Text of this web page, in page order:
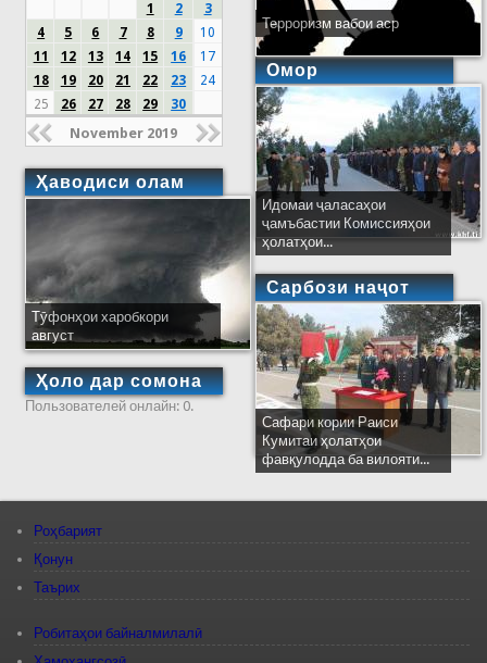
1
2
3
4
5 6 7 8 9
10
11
12 13 14 15 16
17
18
19 20 21 22 23
24
25
26 27 28 29 30
November 2019
Ҳаводиси олам
Тӯфонҳои харобкори
август
Ҳоло дар сомона
Пользователей онлайн: 0.
Терроризм вабои аср
Омор
Идомаи ҷаласаҳои
ҷамъбастии Комиссияҳои
ҳолатҳои...
Сарбози наҷот
Сафари кории Раиси
Кумитаи ҳолатҳои
фавқулодда ба вилояти...
Роҳбарият
Қонун
Таърих
Робитаҳои байналмилалӣ